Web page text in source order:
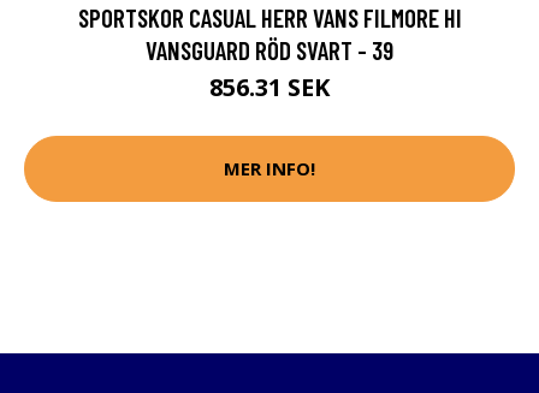
SPORTSKOR CASUAL HERR VANS FILMORE HI
VANSGUARD RÖD SVART - 39
856.31 SEK
MER INFO!